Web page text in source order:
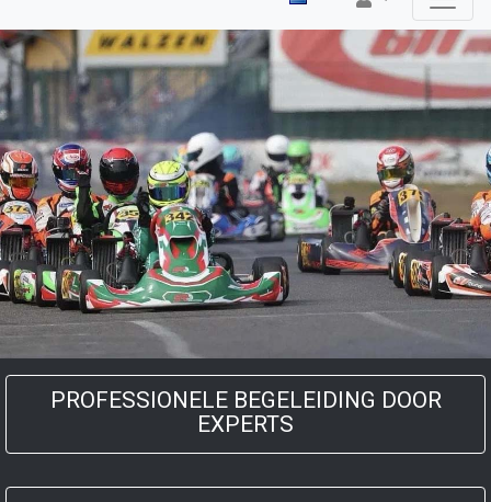
PROFESSIONELE BEGELEIDING DOOR
EXPERTS